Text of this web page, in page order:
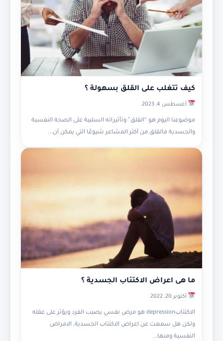
كيف تتغلب على القلق بسهولة ؟
أغسطس 4, 2023
موضوعنا اليوم هو “القلق” وتأثيراته السلبية على الصحة النفسية
والجسدية فالقلق من أكثر المشاعر شيوعًا التي يمكن أن...
ما هى اعراض الاكتئاب الجسدية ؟
أكتوبر 20, 2022
الاكتئابdepression هو مرض نفسي يصيب الفرد ويؤثر على عقله
ولكن هل سمعت عن اعراض الاكتئاب الجسدية, الامراض
النفسية ومنها...